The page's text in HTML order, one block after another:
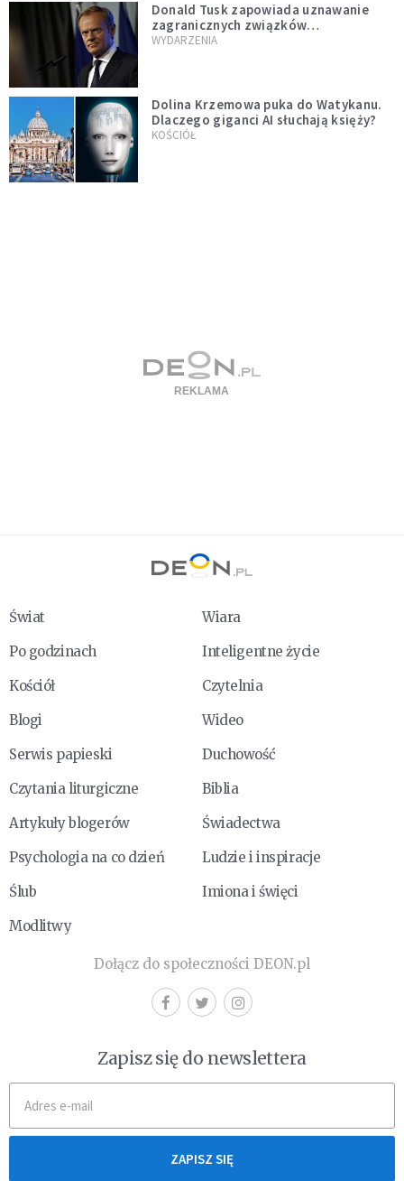
Donald Tusk zapowiada uznawanie
zagranicznych związków
jednopłciowych. "Państwo oblało ten
WYDARZENIA
Dolina Krzemowa puka do Watykanu.
Dlaczego giganci AI słuchają księży?
KOŚCIÓŁ
Świat
Wiara
Po godzinach
Inteligentne życie
Kościół
Czytelnia
Blogi
Wideo
Serwis papieski
Duchowość
Czytania liturgiczne
Biblia
Artykuły blogerów
Świadectwa
Psychologia na co dzień
Ludzie i inspiracje
Ślub
Imiona i święci
Modlitwy
Dołącz do społeczności DEON.pl
Zapisz się do newslettera
ZAPISZ SIĘ